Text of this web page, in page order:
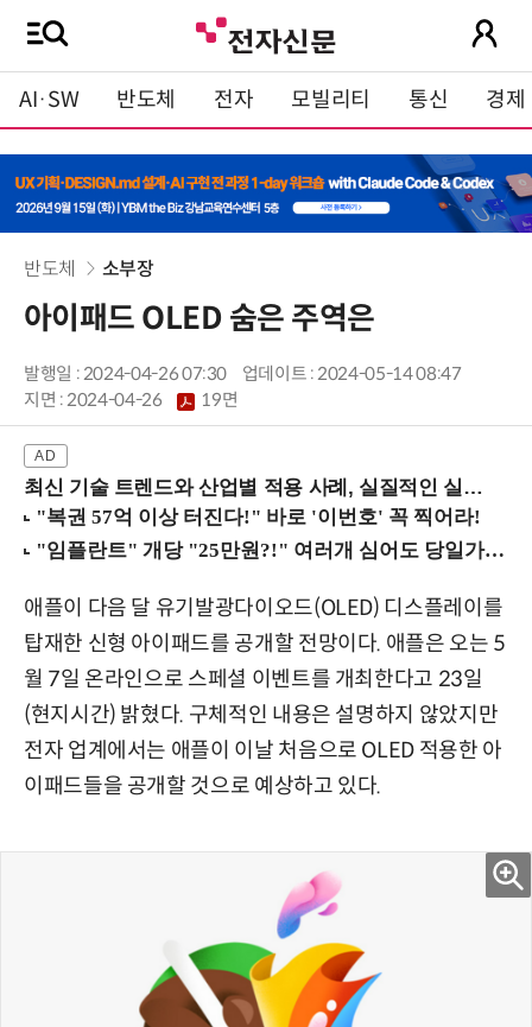
AI·SW 반도체 전자 모빌리티 통신 경제
반도체 소부장
아이패드 OLED 숨은 주역은
발행일 : 2024-04-26 07:30
업데이트 : 2024-05-14 08:47
지면 :2024-04-26 19면
최신 기술 트렌드와 산업별 적용 사례, 실질적인 실행 전략을 공유 (9/18 양재역)
애플이 다음 달 유기발광다이오드(OLED) 디스플레이를
탑재한 신형 아이패드를 공개할 전망이다. 애플은 오는 5
월 7일 온라인으로 스페셜 이벤트를 개최한다고 23일
(현지시간) 밝혔다. 구체적인 내용은 설명하지 않았지만
전자 업계에서는 애플이 이날 처음으로 OLED 적용한 아
이패드들을 공개할 것으로 예상하고 있다.